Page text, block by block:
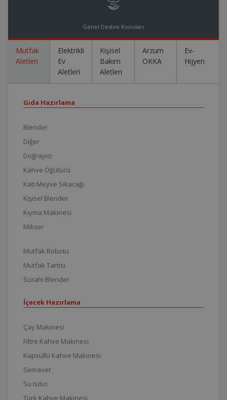
Genel Destek Konuları
Mutfak
Aletleri
Elektrikli
Ev
Aletleri
Kişisel
Bakım
Aletleri
Arzum
OKKA
Ev-
Hijyen
Gıda Hazırlama
Blender
Diğer
Doğrayıcı
Kahve Öğütücü
Katı Meyve Sıkacağı
Kişisel Blender
Kıyma Makinesi
Mikser
Mutfak Robotu
Mutfak Tartısı
Sürahi Blender
İçecek Hazırlama
Çay Makinesi
Filtre Kahve Makinesi
Kapsüllü Kahve Makinesi
Semaver
Su Isıtıcı
Türk Kahve Makinesi